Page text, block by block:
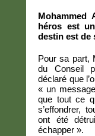
Mohammed
héros est
destin est de
Pour sa part,
du Conseil
déclaré que
« un
que tout ce
s’effondrer,
ont été
échapper ».